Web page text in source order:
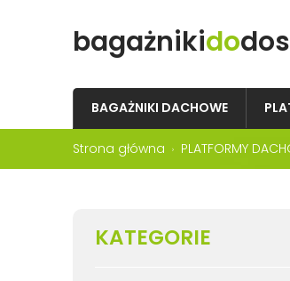
bagażnikido
BAGAŻNIKI DACHOWE
Strona główna PLATFORMY
KATEGORIE